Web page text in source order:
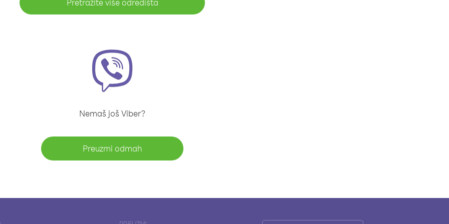
Pretražite više odredišta
Nemaš još Viber?
Preuzmi odmah